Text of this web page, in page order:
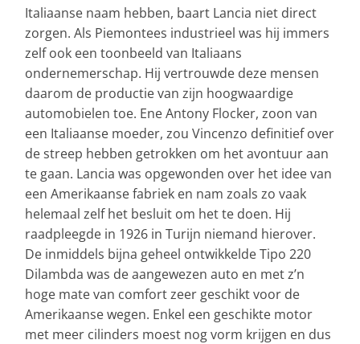
Italiaanse naam hebben, baart Lancia niet direct
zorgen. Als Piemontees industrieel was hij immers
zelf ook een toonbeeld van Italiaans
ondernemerschap. Hij vertrouwde deze mensen
daarom de productie van zijn hoogwaardige
automobielen toe. Ene Antony Flocker, zoon van
een Italiaanse moeder, zou Vincenzo definitief over
de streep hebben getrokken om het avontuur aan
te gaan. Lancia was opgewonden over het idee van
een Amerikaanse fabriek en nam zoals zo vaak
helemaal zelf het besluit om het te doen. Hij
raadpleegde in 1926 in Turijn niemand hierover.
De inmiddels bijna geheel ontwikkelde Tipo 220
Dilambda was de aangewezen auto en met z’n
hoge mate van comfort zeer geschikt voor de
Amerikaanse wegen. Enkel een geschikte motor
met meer cilinders moest nog vorm krijgen en dus